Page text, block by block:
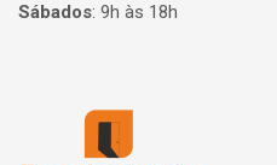
Sábados: 9h às 18h